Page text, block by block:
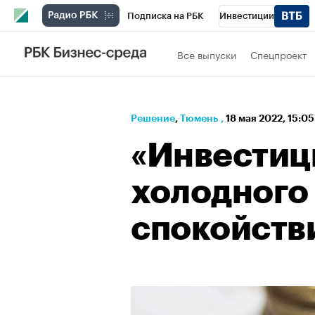
Подписка на РБК Инвестиции
РБК Вино
Проверка контрагентов
Все выпуски Спецпроект
Решение⁠, Тюмень , 18 мая 2022, 15:05